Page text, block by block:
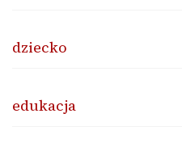
dziecko
edukacja